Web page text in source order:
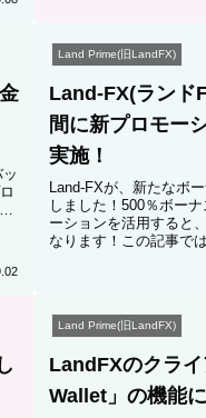
Land Prime(旧LandFX)
Land-FX(ランド
間に新プロモー
実施！
Land-FXが、新たなボ
しました！500％ボー
ーションを活用すると
なります！この記事で
Land Prime(旧LandFX)
LandFXのクラ
Wallet」の機能